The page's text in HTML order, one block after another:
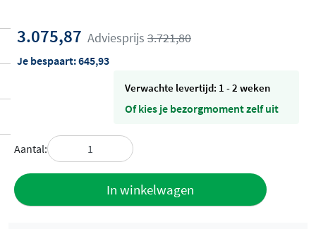
3.075,87 Adviesprijs 3.721,80
Je bespaart:645,93
Verwachte levertijd: 1 - 2 weken
Of kies je bezorgmoment zelf uit
Aantal:
In winkelwagen